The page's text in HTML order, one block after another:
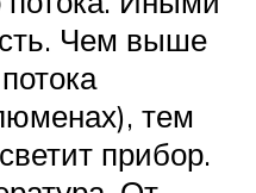
Чем выше
тем
прибор.